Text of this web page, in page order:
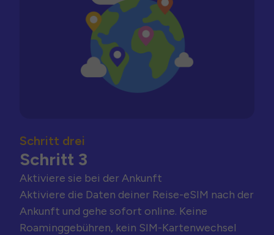
Schritt drei
Schritt 3
Aktiviere sie bei der Ankunft
Aktiviere die Daten deiner Reise-eSIM nach der
Ankunft und gehe sofort online. Keine
Roaminggebühren, kein SIM-Kartenwechsel